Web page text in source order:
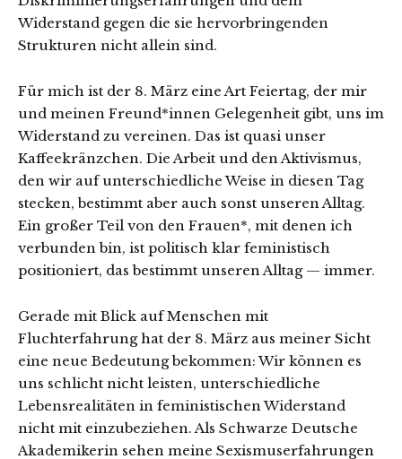
Widerstand gegen die sie hervorbringenden
Strukturen nicht allein sind.
Für mich ist der 8. März eine Art Feiertag, der mir
und meinen Freund*innen Gelegenheit gibt, uns im
Widerstand zu vereinen. Das ist quasi unser
Kaffeekränzchen. Die Arbeit und den Aktivismus,
den wir auf unterschiedliche Weise in diesen Tag
stecken, bestimmt aber auch sonst unseren Alltag.
Ein großer Teil von den Frauen*, mit denen ich
verbunden bin, ist politisch klar feministisch
positioniert, das bestimmt unseren Alltag — immer.
Gerade mit Blick auf Menschen mit
Fluchterfahrung hat der 8. März aus meiner Sicht
eine neue Bedeutung bekommen: Wir können es
uns schlicht nicht leisten, unterschiedliche
Lebensrealitäten in feministischen Widerstand
nicht mit einzubeziehen. Als Schwarze Deutsche
Akademikerin sehen meine Sexismuserfahrungen